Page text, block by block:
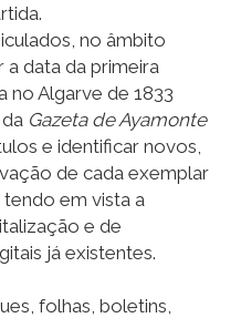
no âmbito
data da primeira
no Algarve de 1833
Gazeta de Ayamonte
e identificar novos,
de cada exemplar
em vista a
e de
já existentes.
folhas, boletins,